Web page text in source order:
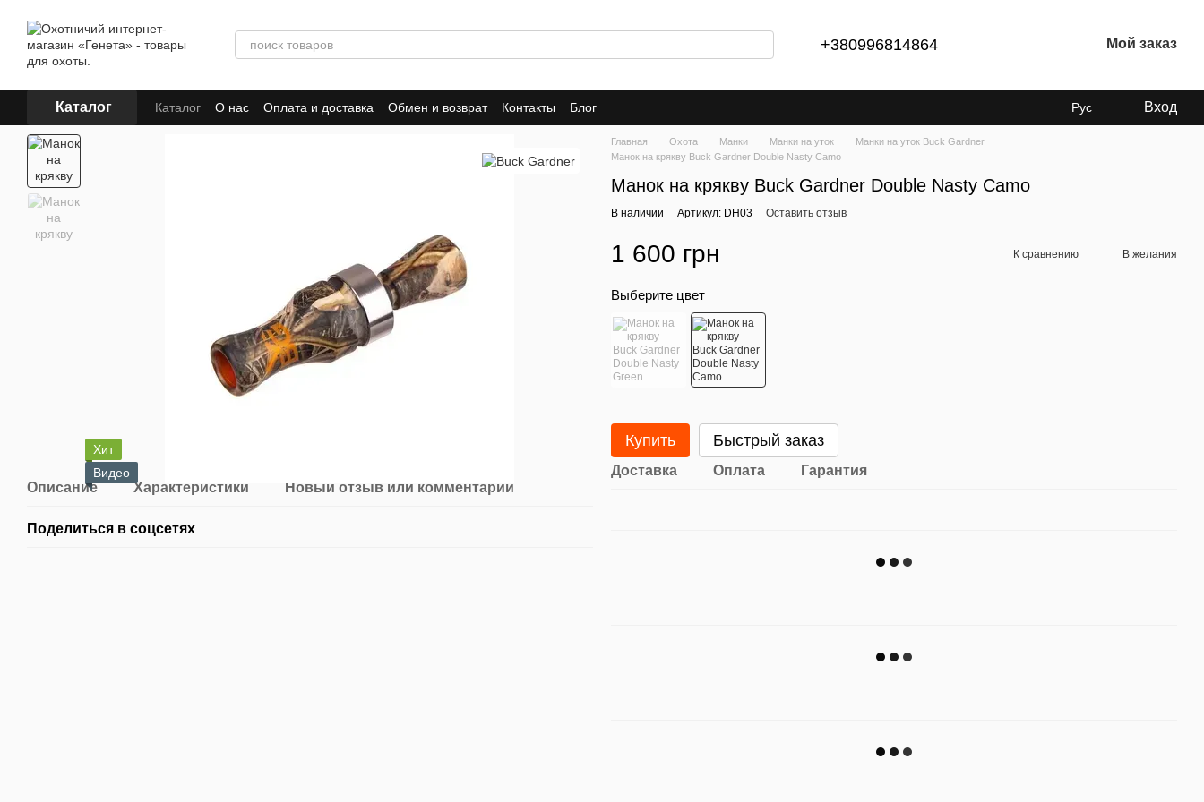
+380996814864 Мой заказ
Каталог Каталог О нас Оплата и доставка Обмен и возврат Контакты Блог Рус Вход
Хит
Видео
Описание Характеристики Новый отзыв или комментарий
Поделиться в соцсетях
Главная Охота Манки Манки на уток
Манки на уток Buck Gardner
Манок на крякву Buck Gardner Double Nasty Camo
Манок на крякву Buck Gardner Double Nasty Camo
В наличии Артикул: DH03 Оставить отзыв
1 600 грн К сравнению В желания
Выберите цвет
Купить Быстрый заказ
Доставка Оплата Гарантия